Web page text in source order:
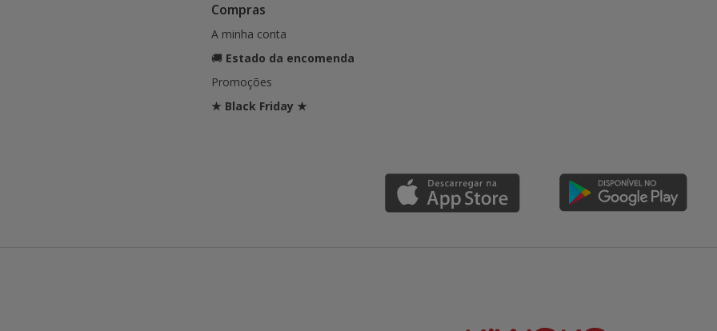
Compras
A minha conta
🚚 Estado da encomenda
Promoções
★ Black Friday ★